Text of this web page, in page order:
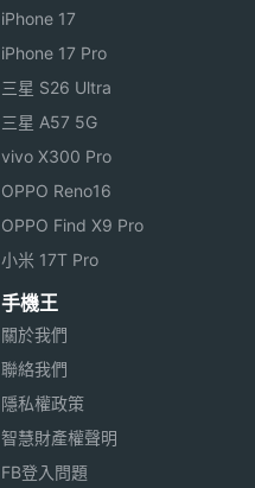
iPhone 17
iPhone 17 Pro
三星 S26 Ultra
三星 A57 5G
vivo X300 Pro
OPPO Reno16
OPPO Find X9 Pro
小米 17T Pro
手機王
關於我們
聯絡我們
隱私權政策
智慧財產權聲明
FB登入問題